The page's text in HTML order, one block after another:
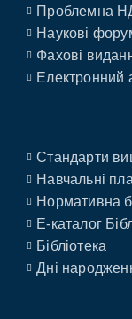
Проблемна
Наукові
Фахові
Електронний
Стандарти
Навчальні
Нормативна
E-каталог
Бібліотека
Дні